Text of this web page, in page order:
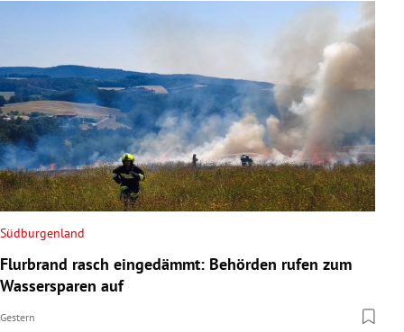
Untermenü
Untermenü
Untermenü
Südburgenland
Flurbrand rasch eingedämmt: Behörden rufen zum
Wassersparen auf
Gestern